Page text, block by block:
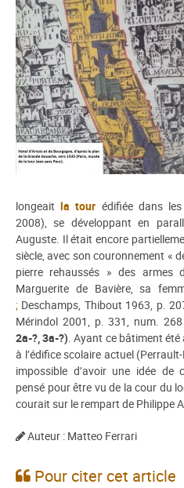
longeaitla tour édifiée dans
2008), se développant en
Auguste. Il était encore
siècle, avec son couronnement «
pierre rehaussés » des armes
Marguerite de Bavière, sa
; Deschamps, Thibout 1963, p.
Mérindol 2001, p. 331, num.
2a-?, 3a-?). Ayant ce bâtiment
à l’édifice scolaire actuel
impossible d’avoir une idée de
pensé pour être vu de la cour du
courait sur le rempart de Philippe
Auteur : Matteo Ferrari
Pour citer cet article